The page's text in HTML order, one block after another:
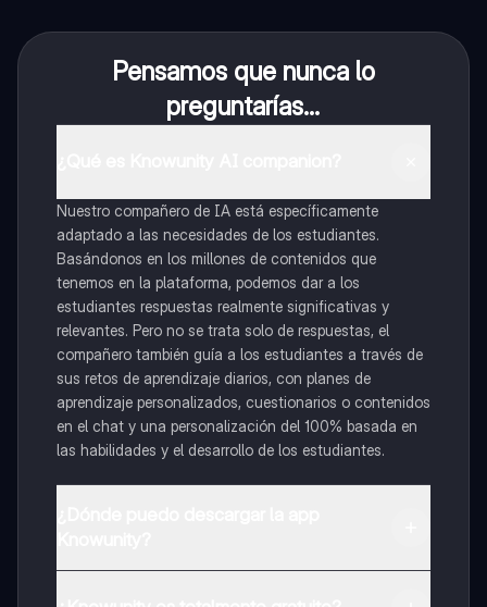
Pensamos que nunca lo
preguntarías...
Nuestro compañero de IA está específicamente
adaptado a las necesidades de los estudiantes.
Basándonos en los millones de contenidos que
tenemos en la plataforma, podemos dar a los
estudiantes respuestas realmente significativas y
relevantes. Pero no se trata solo de respuestas, el
compañero también guía a los estudiantes a través de
sus retos de aprendizaje diarios, con planes de
aprendizaje personalizados, cuestionarios o contenidos
en el chat y una personalización del 100% basada en
las habilidades y el desarrollo de los estudiantes.